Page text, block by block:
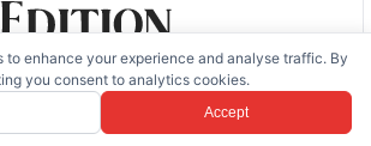
to enhance your experience and analyse traffic. By
you consent to analytics cookies.
Accept